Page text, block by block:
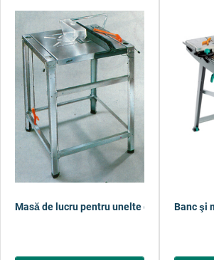
Masă de lucru pentru unelte electriceBanc şi